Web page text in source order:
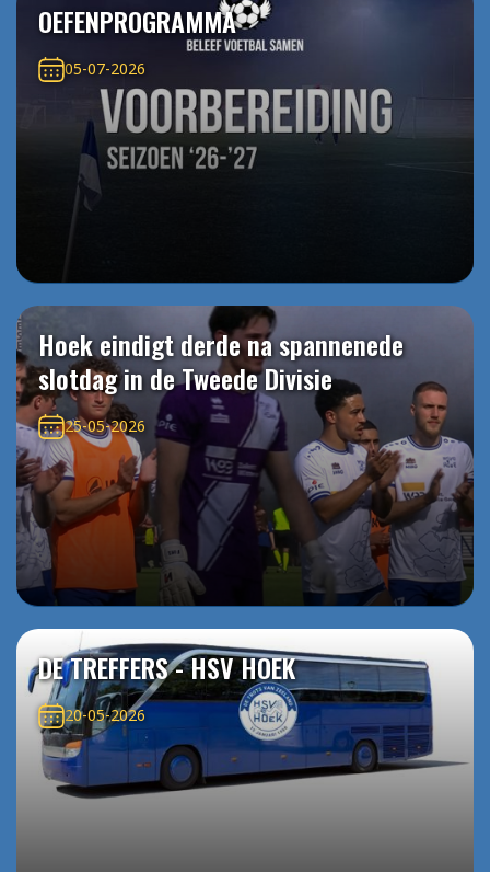
OEFENPROGRAMMA
05-07-2026
Hoek eindigt derde na spannenede
slotdag in de Tweede Divisie
25-05-2026
DE TREFFERS - HSV HOEK
20-05-2026